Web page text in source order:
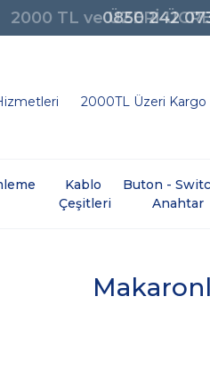
0850 242
2000TL Üzeri Kargo
Kablo
Çeşitleri
Buton -
Anahtar